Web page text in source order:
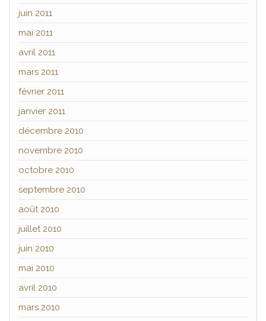
juin 2011
mai 2011
avril 2011
mars 2011
février 2011
janvier 2011
décembre 2010
novembre 2010
octobre 2010
septembre 2010
août 2010
juillet 2010
juin 2010
mai 2010
avril 2010
mars 2010